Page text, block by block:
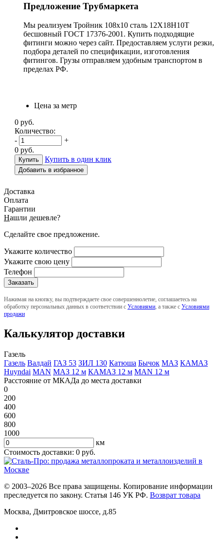
Предложение Трубмаркета
Мы реализуем Тройник 108х10 сталь 12Х18Н10Т
бесшовный ГОСТ 17376-2001. Купить подходящие
фитинги можно через сайт. Предоставляем услуги резки,
подбора деталей по спецификации, изготовления
фитингов. Грузы отправляем удобным транспортом в
пределах РФ.
Цена за метр
0 руб.
Количество:
-
+
0 руб.
Купить в один клик
Добавить в избранное
Доставка
Оплата
Гарантии
Нашли дешевле?
Сделайте свое предложение.
Укажите количество
Укажите свою цену
Телефон
Нажимая на кнопку, вы подтверждаете свое совершеннолетие, соглашаетесь на
обработку персональных данных в соответствии с Условиями , а также с Условиями
продажи
Калькулятор доставки
Газель
Газель Валдай ГАЗ 53 ЗИЛ 130 Катюша Бычок МАЗ КАМАЗ
Huyndai MAN МАЗ 12 м КАМАЗ 12 м MAN 12 м
Расстояние от МКАДа до места доставки
0
200
400
600
800
1000
км
Стоимость доставки: 0 руб.
© 2003–2026 Все права защищены. Копирование информации
преследуется по закону. Статья 146 УК РФ. Возврат товара
Москва, Дмитровское шоссе, д.85